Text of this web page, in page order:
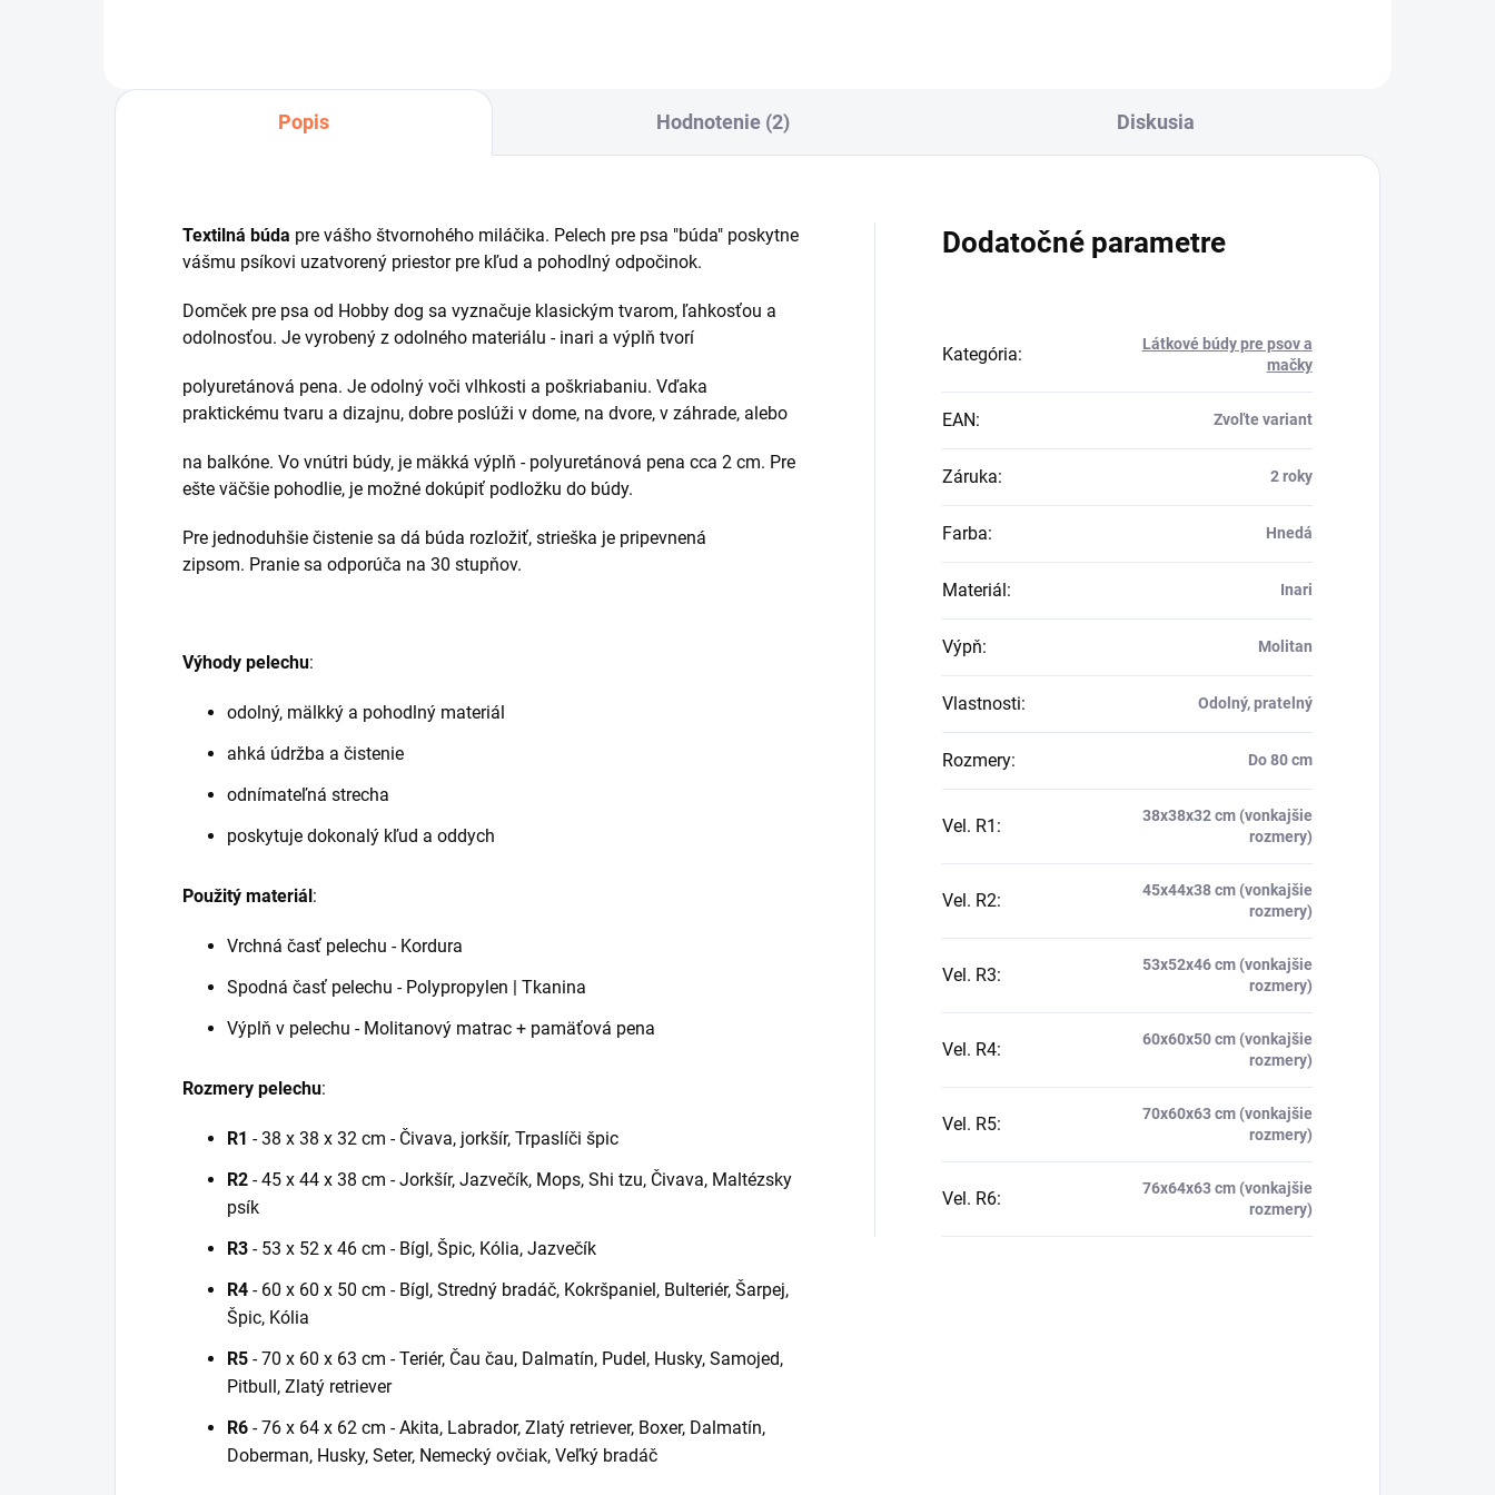
Popis Hodnotenie (2) Diskusia
Textilná búda pre vášho štvornohého miláčika. Pelech pre psa "búda" poskytne
vášmu psíkovi uzatvorený priestor pre kľud a pohodlný odpočinok.
Domček pre psa od Hobby dog sa vyznačuje klasickým tvarom, ľahkosťou a
odolnosťou. Je vyrobený z odolného materiálu - inari a výplň tvorí
polyuretánová pena. Je odolný voči vlhkosti a poškriabaniu. Vďaka
praktickému tvaru a dizajnu, dobre poslúži v dome, na dvore, v záhrade, alebo
na balkóne. Vo vnútri búdy, je mäkká výplň - polyuretánová pena cca 2 cm. Pre
ešte väčšie pohodlie, je možné dokúpiť podložku do búdy.
Pre jednoduhšie čistenie sa dá búda rozložiť, strieška je pripevnená
zipsom. Pranie sa odporúča na 30 stupňov.
Výhody pelechu:
odolný, mälkký a pohodlný materiál
ahká údržba a čistenie
odnímateľná strecha
poskytuje dokonalý kľud a oddych
Použitý materiál:
Vrchná časť pelechu - Kordura
Spodná časť pelechu - Polypropylen | Tkanina
Výplň v pelechu - Molitanový matrac + pamäťová pena
Rozmery pelechu:
R1 - 38 x 38 x 32 cm - Čivava, jorkšír, Trpaslíči špic
R2 - 45 x 44 x 38 cm - Jorkšír, Jazvečík, Mops, Shi tzu, Čivava, Maltézsky
psík
R3 - 53 x 52 x 46 cm - Bígl, Špic, Kólia, Jazvečík
R4 - 60 x 60 x 50 cm - Bígl, Stredný bradáč, Kokršpaniel, Bulteriér, Šarpej,
Špic, Kólia
R5 - 70 x 60 x 63 cm - Teriér, Čau čau, Dalmatín, Pudel, Husky, Samojed,
Pitbull, Zlatý retriever
R6 - 76 x 64 x 62 cm - Akita, Labrador, Zlatý retriever, Boxer, Dalmatín,
Doberman, Husky, Seter, Nemecký ovčiak, Veľký bradáč
Dodatočné parametre
Kategória:
Látkové búdy pre psov a
mačky
EAN: Zvoľte variant
Záruka: 2 roky
Farba: Hnedá
Materiál: Inari
Výpň: Molitan
Vlastnosti: Odolný, pratelný
Rozmery: Do 80 cm
Vel. R1 :
38x38x32 cm (vonkajšie
rozmery)
Vel. R2:
45x44x38 cm (vonkajšie
rozmery)
Vel. R3:
53x52x46 cm (vonkajšie
rozmery)
Vel. R4:
60x60x50 cm (vonkajšie
rozmery)
Vel. R5:
70x60x63 cm (vonkajšie
rozmery)
Vel. R6:
76x64x63 cm (vonkajšie
rozmery)